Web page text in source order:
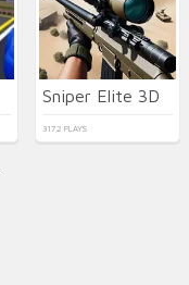
Sniper Elite 3D
3172 PLAYS